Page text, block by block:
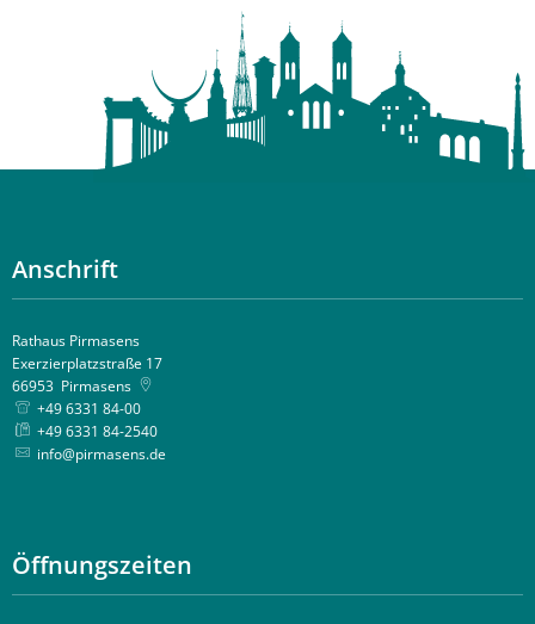
Anschrift
Rathaus Pirmasens
Exerzierplatzstraße 17
66953 Pirmasens
+49 6331 84-00
+49 6331 84-2540
info@pirmasens.de
Öffnungszeiten